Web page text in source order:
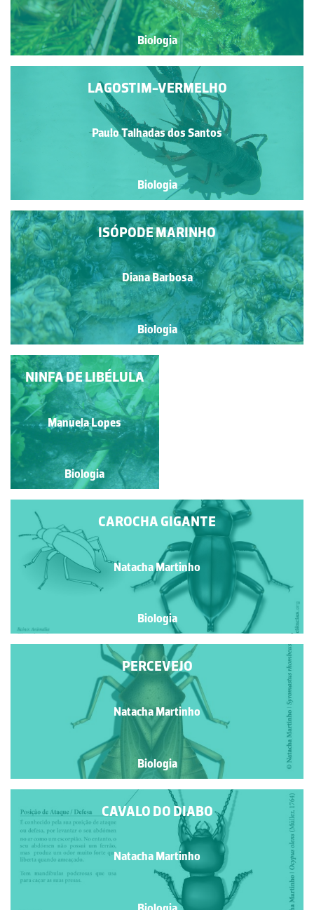
Biologia
LAGOSTIM-VERMELHO
Paulo Talhadas dos Santos
Biologia
ISÓPODE MARINHO
Diana Barbosa
Biologia
PERCEBES
Diana Barbosa
Biologia
CAROCHA GIGANTE
Natacha Martinho
Biologia
NINFA DE LIBÉLULA
Manuela Lopes
Biologia
PERCEVEJO
Natacha Martinho
Biologia
CAVALO DO DIABO
Natacha Martinho